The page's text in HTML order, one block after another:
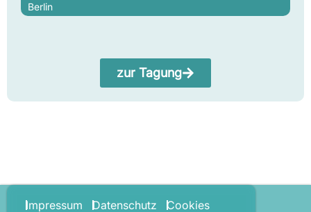
Berlin
zur Tagung
Impressum Datenschutz Cookies